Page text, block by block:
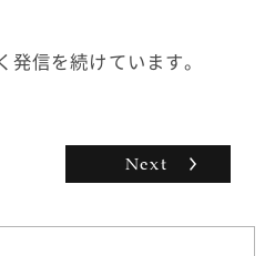
でも扱いやすい工具も
で、男性の仕事と思う
興味があればぜひ飛び
すめします。
信を続けています。
Next